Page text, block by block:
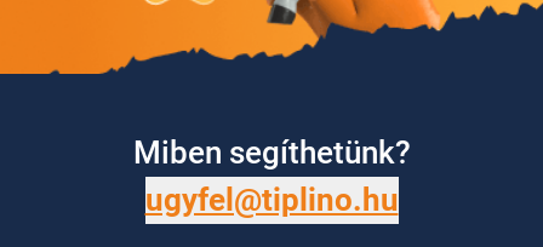
Miben segíthetünk?
ugyfel@tiplino.hu